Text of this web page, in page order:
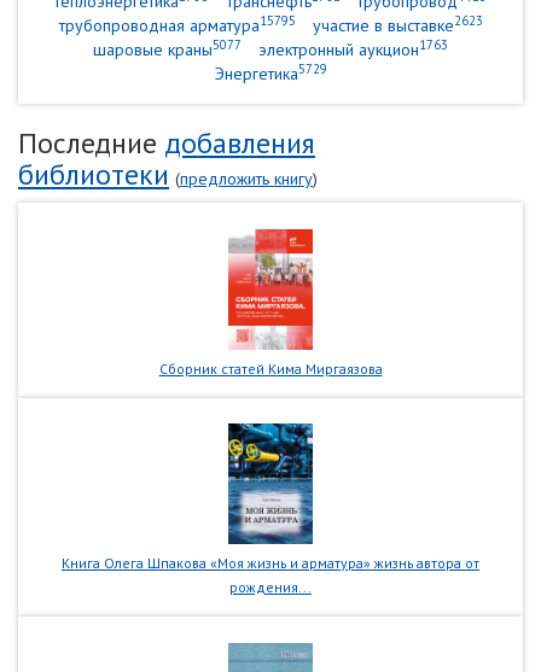
трубопроводная арматура15795 участие в выставке2623
шаровые краны5077 электронный аукцион1763
Энергетика5729
Последние добавления
библиотеки (предложить книгу)
Сборник статей Кима Миргаязова
Книга Олега Шпакова «Моя жизнь и арматура» жизнь автора от
рождения...